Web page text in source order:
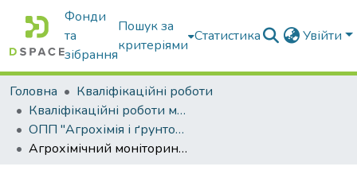
Фонди
та
зібрання
Пошук за
критеріями
Статистика Увійти
Головна
Кваліфікаційні роботи
Кваліфікаційні роботи магістрів
ОПП "Агрохімія і ґрунтознавство"
Агрохімічний моніторинг та оптимізація умов живлення сільськогосподарських культур господарства «Агрофірма Нападівська»